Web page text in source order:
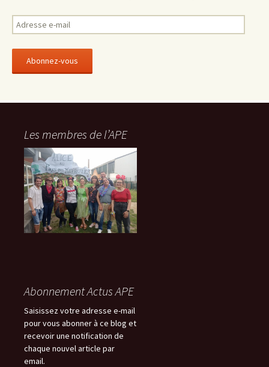
d
r
s
Les membres de l’APE
Abonnement Actus APE
Saisissez votre adresse e-mail
pour vous abonner à ce blog et
recevoir une notification de
chaque nouvel article par
email.